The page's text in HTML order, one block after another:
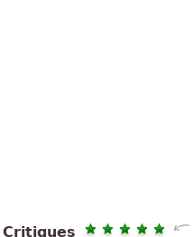
Critiques